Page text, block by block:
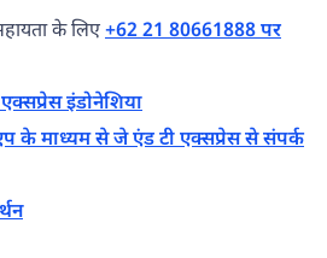
के लिए+62 21 80661888 पर
इंडोनेशिया
के माध्यम से जे एंड टी एक्सप्रेस से संपर्क